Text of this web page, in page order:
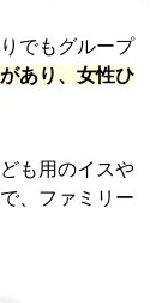
でもグループ
あり、女性ひ
も用のイスや
、ファミリー